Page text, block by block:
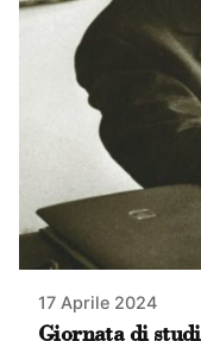
17 Aprile 2024
Giornata di